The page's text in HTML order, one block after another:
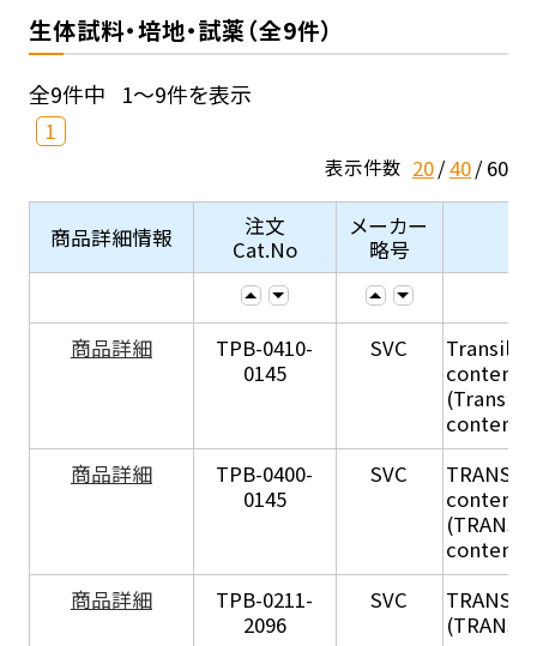
生体試料・培地・試薬（全9件）
全9件中 1～9件を表示
1
表示件数 20 40 60
商品詳細情報
注文
Cat.No
メーカー
略号
商品詳細
TPB-0410-
0145
SVC
Transil
content
(Transil
content
商品詳細
TPB-0400-
0145
SVC
content
content
商品詳細
TPB-0211-
2096
SVC TRANSIL